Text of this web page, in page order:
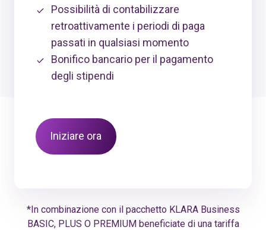
Possibilità di contabilizzare
retroattivamente i periodi di paga
passati in qualsiasi momento
Bonifico bancario per il pagamento
degli stipendi
Iniziare ora
*In combinazione con il pacchetto KLARA Business
BASIC, PLUS O PREMIUM beneficiate di una tariffa